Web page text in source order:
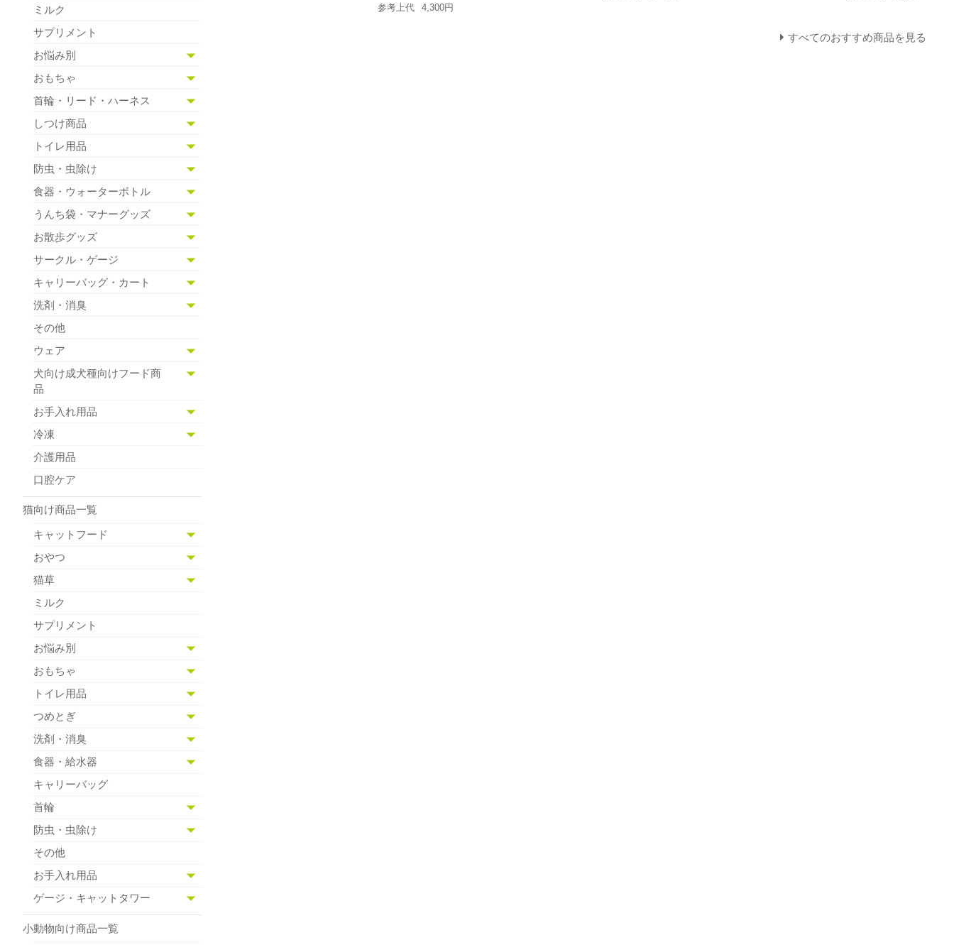
参考上代
4,300円
すべてのおすすめ商品を見る
ミルク
サプリメント
お悩み別
おもちゃ
首輪・リード・ハーネス
しつけ商品
トイレ用品
防虫・虫除け
食器・ウォーターボトル
うんち袋・マナーグッズ
お散歩グッズ
サークル・ゲージ
キャリーバッグ・カート
洗剤・消臭
その他
ウェア
犬向け成犬種向けフード商
品
お手入れ用品
冷凍
介護用品
口腔ケア
猫向け商品一覧
キャットフード
おやつ
猫草
ミルク
サプリメント
お悩み別
おもちゃ
トイレ用品
つめとぎ
洗剤・消臭
食器・給水器
キャリーバッグ
首輪
防虫・虫除け
その他
お手入れ用品
ゲージ・キャットタワー
小動物向け商品一覧